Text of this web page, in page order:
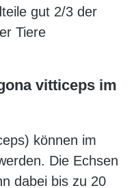
gut 2/3 der
Tiere
vitticeps im
können im
Die Echsen
dabei bis zu 20